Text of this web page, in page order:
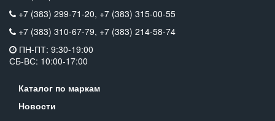
+7 (383) 299-71-20, +7 (383) 315-00-55
+7 (383) 310-67-79, +7 (383) 214-58-74
ПН-ПТ: 9:30-19:00
СБ-ВС: 10:00-17:00
Каталог по маркам
Новости